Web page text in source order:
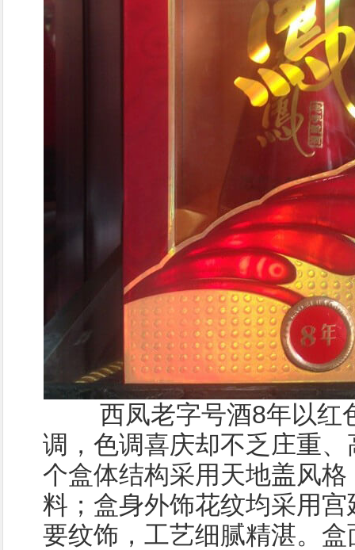
西凤老字号酒8年以红
调，色调喜庆却不乏庄重
个盒体结构采用天地盖风
料；盒身外饰花纹均采用
要纹饰，工艺细腻精湛。